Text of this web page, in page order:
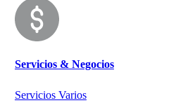
Servicios & Negocios
Servicios Varios